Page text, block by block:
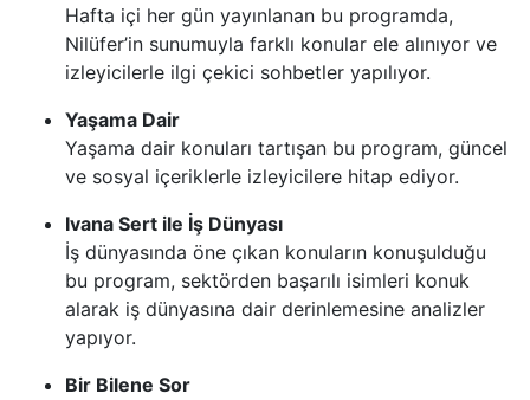
Hafta içi her gün yayınlanan bu programda,
Nilüfer’in sunumuyla farklı konular ele alınıyor ve
izleyicilerle ilgi çekici sohbetler yapılıyor.
Yaşama Dair
Yaşama dair konuları tartışan bu program, güncel
ve sosyal içeriklerle izleyicilere hitap ediyor.
Ivana Sert ile İş Dünyası
İş dünyasında öne çıkan konuların konuşulduğu
bu program, sektörden başarılı isimleri konuk
alarak iş dünyasına dair derinlemesine analizler
yapıyor.
Bir Bilene Sor